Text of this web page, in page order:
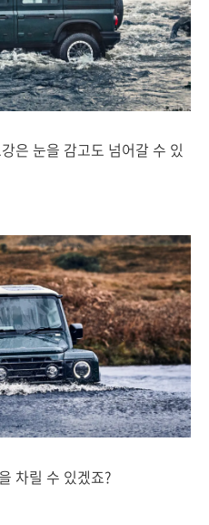
은 눈을 감고도 넘어갈 수 있
차릴 수 있겠죠?